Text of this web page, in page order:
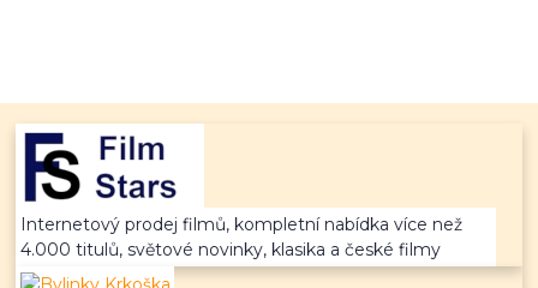
Internetový prodej filmů, kompletní nabídka více než
4.000 titulů, světové novinky, klasika a české filmy